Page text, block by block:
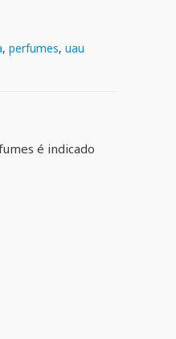
, perfumes, uau
é indicado